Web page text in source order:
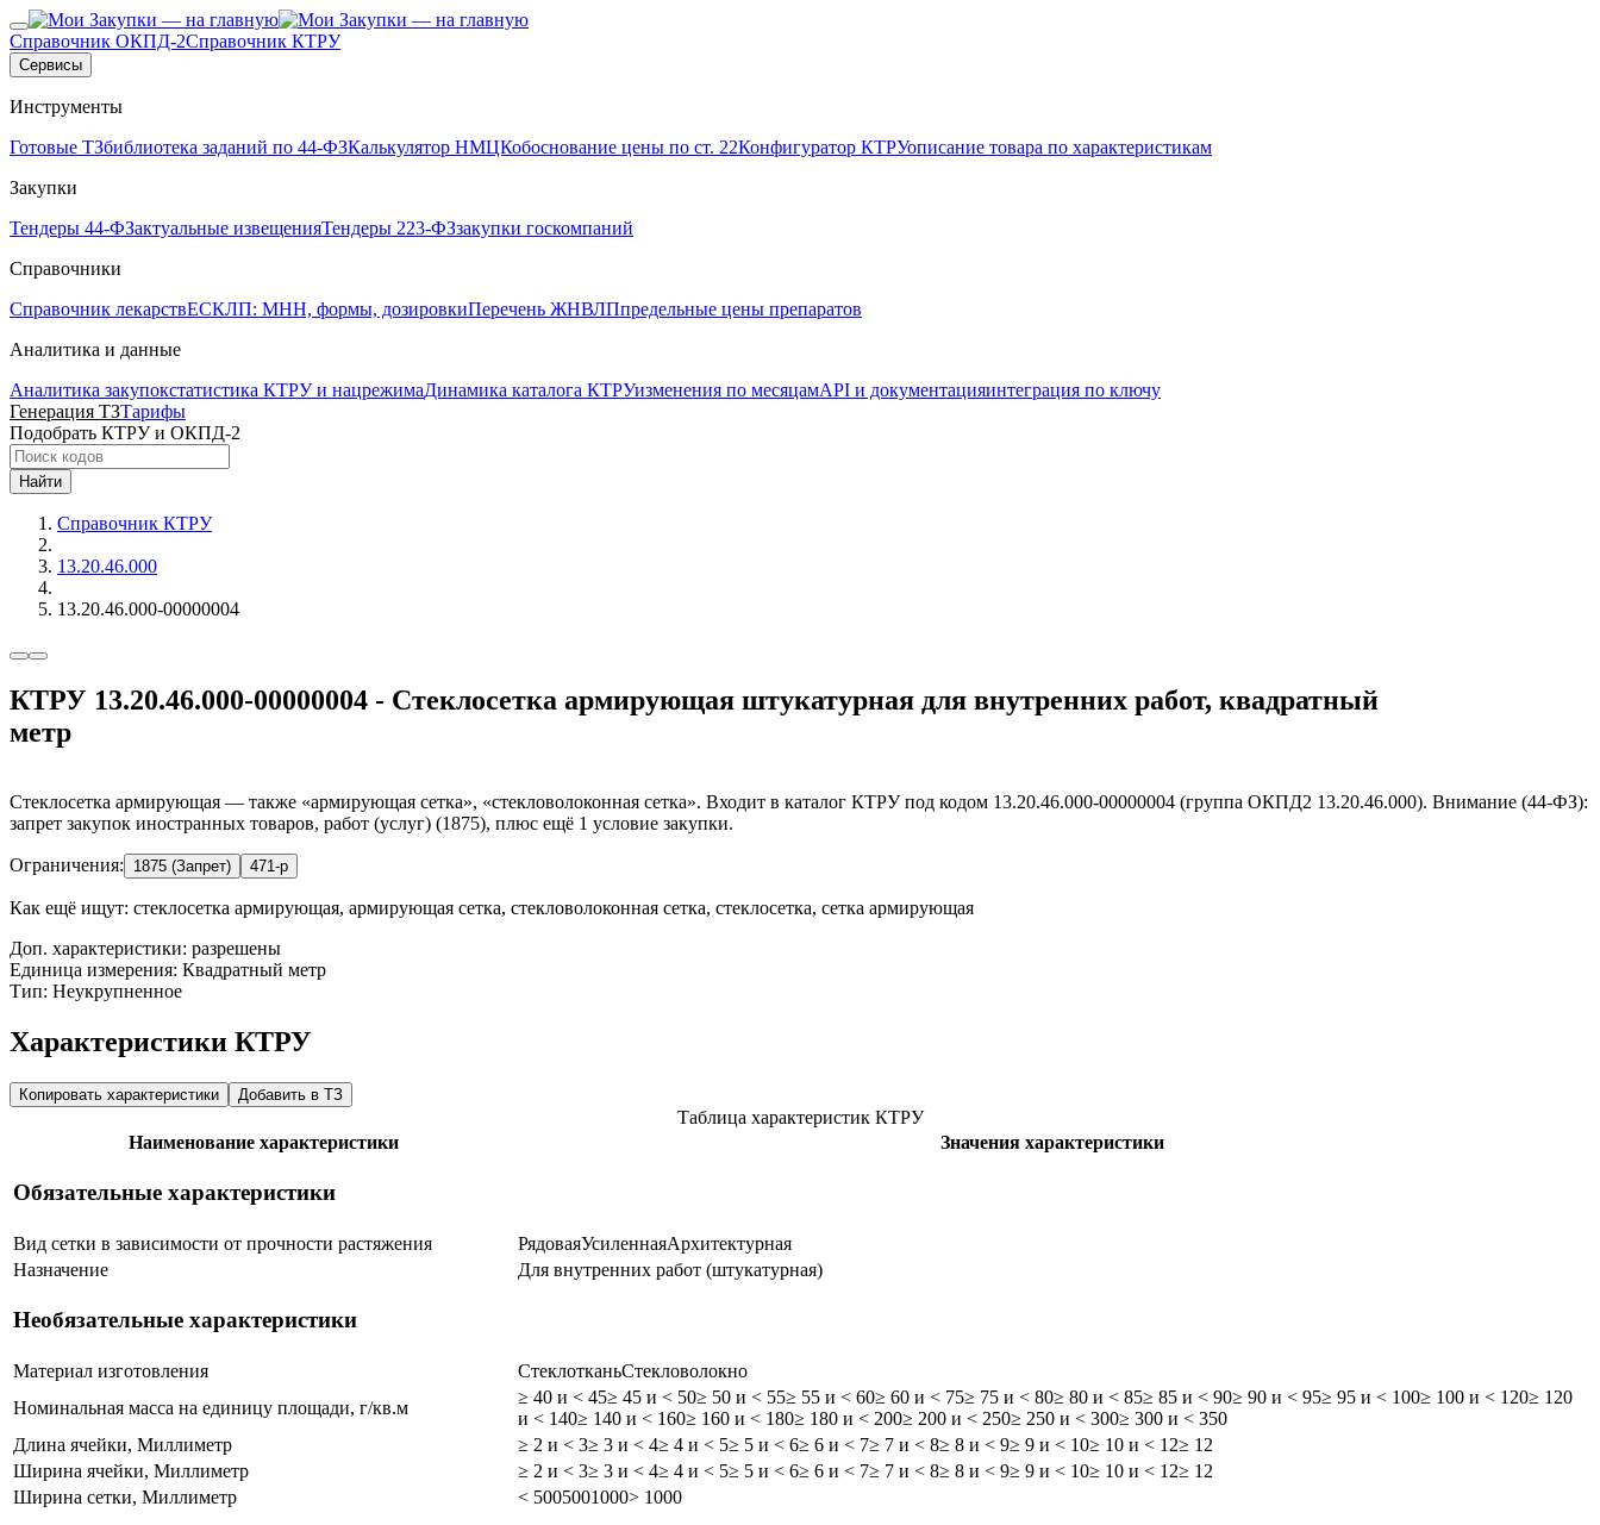
Справочник ОКПД-2Справочник КТРУ
Сервисы
Инструменты
Готовые ТЗбиблиотека заданий по 44-ФЗКалькулятор НМЦКобоснование цены по ст. 22Конфигуратор КТРУописание товара по характеристикам
Закупки
Тендеры 44-ФЗактуальные извещенияТендеры 223-ФЗзакупки госкомпаний
Справочники
Справочник лекарствЕСКЛП: МНН, формы, дозировкиПеречень ЖНВЛПпредельные цены препаратов
Аналитика и данные
Аналитика закупокстатистика КТРУ и нацрежимаДинамика каталога КТРУизменения по месяцамAPI и документацияинтеграция по ключу
Генерация ТЗТарифы
Подобрать КТРУ и ОКПД-2
Найти
Справочник КТРУ
13.20.46.000
13.20.46.000-00000004
КТРУ 13.20.46.000-00000004 - Стеклосетка армирующая штукатурная для внутренних работ, квадратный
метр
Стеклосетка армирующая — также «армирующая сетка», «стекловолоконная сетка». Входит в каталог КТРУ под кодом 13.20.46.000-00000004 (группа ОКПД2 13.20.46.000). Внимание (44-ФЗ):
запрет закупок иностранных товаров, работ (услуг) (1875), плюс ещё 1 условие закупки.
Ограничения: 1875 (Запрет) 471-р
Как ещё ищут: стеклосетка армирующая, армирующая сетка, стекловолоконная сетка, стеклосетка, сетка армирующая
Доп. характеристики: разрешены
Единица измерения: Квадратный метр
Тип: Неукрупненное
Характеристики КТРУ
Копировать характеристики Добавить в ТЗ
Таблица характеристик КТРУ
Наименование характеристики
Значения характеристики
Обязательные характеристики
Вид сетки в зависимости от прочности растяжения РядоваяУсиленнаяАрхитектурная
Назначение
Для внутренних работ (штукатурная)
Необязательные характеристики
Материал изготовления СтеклотканьСтекловолокно
Номинальная масса на единицу площади, г/кв.м
≥ 40 и < 45≥ 45 и < 50≥ 50 и < 55≥ 55 и < 60≥ 60 и < 75≥ 75 и < 80≥ 80 и < 85≥ 85 и < 90≥ 90 и < 95≥ 95 и < 100≥ 100 и < 120≥ 120
и < 140≥ 140 и < 160≥ 160 и < 180≥ 180 и < 200≥ 200 и < 250≥ 250 и < 300≥ 300 и < 350
Длина ячейки, Миллиметр
≥ 2 и < 3≥ 3 и < 4≥ 4 и < 5≥ 5 и < 6≥ 6 и < 7≥ 7 и < 8≥ 8 и < 9≥ 9 и < 10≥ 10 и < 12≥ 12
Ширина ячейки, Миллиметр
≥ 2 и < 3≥ 3 и < 4≥ 4 и < 5≥ 5 и < 6≥ 6 и < 7≥ 7 и < 8≥ 8 и < 9≥ 9 и < 10≥ 10 и < 12≥ 12
Ширина сетки, Миллиметр
< 5005001000> 1000